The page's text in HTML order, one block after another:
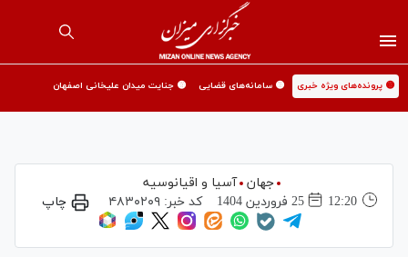
🟡 پرونده‌های ویژه خبری 🟡 سامانه‌های قضایی 🟡 جنایت میدان علیخانی اصفهان
جهان
آسیا و اقیانوسیه
12:20
25 فروردين 1404 کد خبر: ۴۸۳۰۲۰۹ چاپ